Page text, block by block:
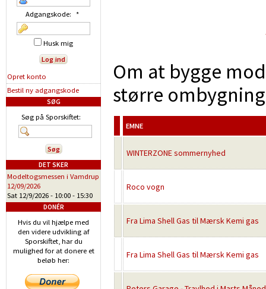
Om at bygge
større
EMNE
WINTERZONE sommernyhed
Roco vogn
Fra Lima Shell Gas til Mærsk Kemi gas
Fra Lima Shell Gas til Mærsk Kemi gas
Adgangskode: *
Husk mig
Opret konto
Bestil ny adgangskode
SØG
Søg på Sporskiftet:
DET SKER
Modeltogsmessen i Vamdrup
12/09/2026
Sat 12/9/2026 - 10:00 - 15:30
DONÉR
Hvis du vil hjælpe med
den videre udvikling af
Sporskiftet, har du
mulighed for at donere et
beløb her: